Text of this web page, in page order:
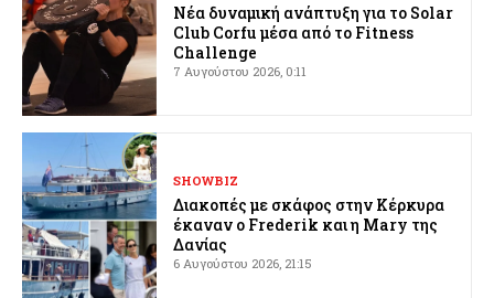
Νέα δυναμική ανάπτυξη για το Solar
Club Corfu μέσα από το Fitness
Challenge
7 Αυγούστου 2026, 0:11
SHOWBIZ
Διακοπές με σκάφος στην Κέρκυρα
έκαναν ο Frederik και η Mary της
Δανίας
6 Αυγούστου 2026, 21:15